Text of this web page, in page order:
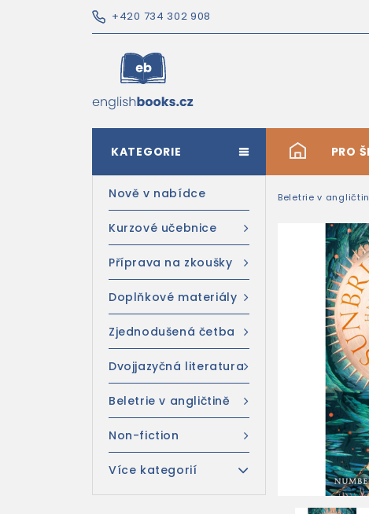
+420 734 302 908
# PRO
KATEGORIE
Nově v nabídce
Kurzové učebnice
Příprava na zkoušky
Doplňkové materiály
Zjednodušená četba
Dvojjazyčná literatura
Beletrie v angličtině
Non-fiction
Více kategorií
Beletrie v